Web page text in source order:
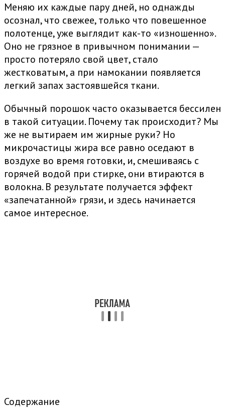
Меняю их каждые пару дней, но однажды
осознал, что свежее, только что повешенное
полотенце, уже выглядит как-то «изношенно».
Оно не грязное в привычном понимании —
просто потеряло свой цвет, стало
жестковатым, а при намокании появляется
легкий запах застоявшейся ткани.
Обычный порошок часто оказывается бессилен
в такой ситуации. Почему так происходит? Мы
же не вытираем им жирные руки? Но
микрочастицы жира все равно оседают в
воздухе во время готовки, и, смешиваясь с
горячей водой при стирке, они втираются в
волокна. В результате получается эффект
«запечатанной» грязи, и здесь начинается
самое интересное.
Содержание